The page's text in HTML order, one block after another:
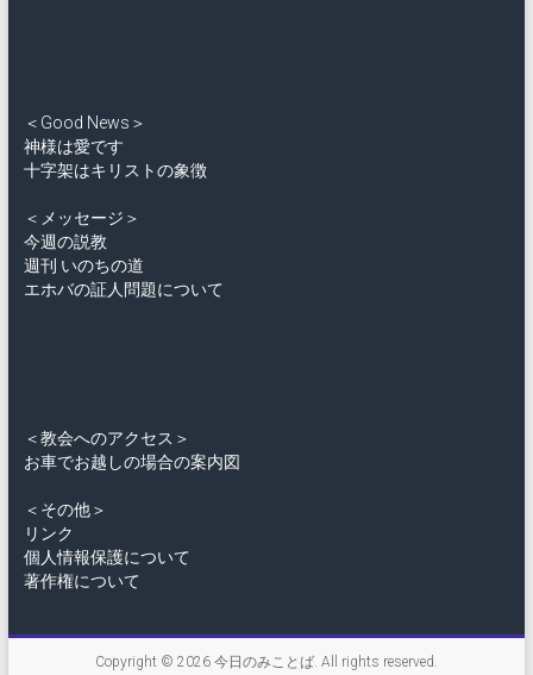
＜Good News＞
神様は愛です
十字架はキリストの象徴
＜メッセージ＞
今週の説教
週刊 いのちの道
エホバの証人問題について
＜教会へのアクセス＞
お車でお越しの場合の案内図
＜その他＞
リンク
個人情報保護について
著作権について
Copyright © 2026 今日のみことば. All rights reserved.